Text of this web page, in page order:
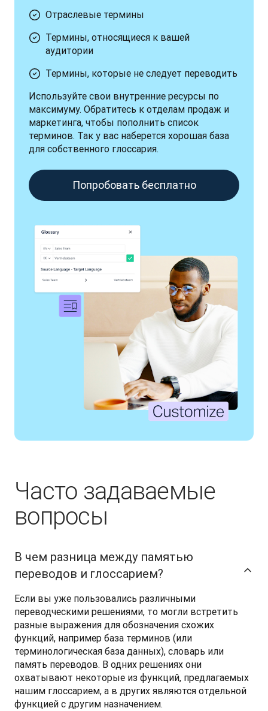
Отраслевые термины
Термины, относящиеся к вашей
аудитории
Термины, которые не следует переводить
Используйте свои внутренние ресурсы по
максимуму. Обратитесь к отделам продаж и
маркетинга, чтобы пополнить список
терминов. Так у вас наберется хорошая база
для собственного глоссария.
Попробовать бесплатно
Часто задаваемые
вопросы
В чем разница между памятью
переводов и глоссарием?
Если вы уже пользовались различными
переводческими решениями, то могли встретить
разные выражения для обозначения схожих
функций, например база терминов (или
терминологическая база данных), словарь или
память переводов. В одних решениях они
охватывают некоторые из функций, предлагаемых
нашим глоссарием, а в других являются отдельной
функцией с другим назначением.